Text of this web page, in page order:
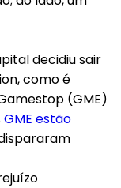
decidiu sair
como é
(GME)
GME estão